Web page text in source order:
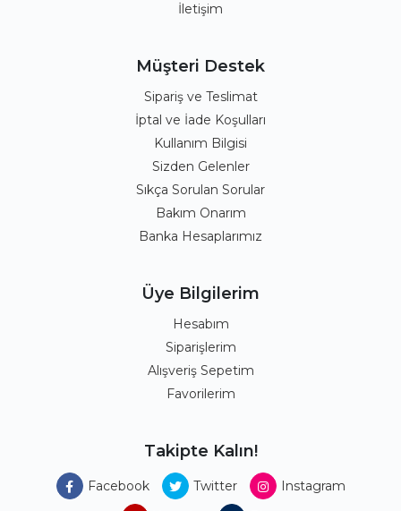
İletişim
Müşteri Destek
Sipariş ve Teslimat
İptal ve İade Koşulları
Kullanım Bilgisi
Sizden Gelenler
Sıkça Sorulan Sorular
Bakım Onarım
Banka Hesaplarımız
Üye Bilgilerim
Hesabım
Siparişlerim
Alışveriş Sepetim
Favorilerim
Takipte Kalın!
Facebook Twitter
Instagram